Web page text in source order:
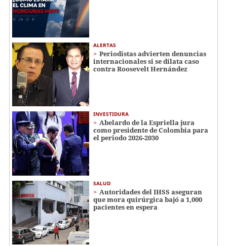
ALERTAS
Periodistas advierten denuncias
internacionales si se dilata caso
contra Roosevelt Hernández
INVESTIDURA
Abelardo de la Espriella jura
como presidente de Colombia para
el periodo 2026-2030
SALUD
Autoridades del IHSS aseguran
que mora quirúrgica bajó a 1,000
pacientes en espera